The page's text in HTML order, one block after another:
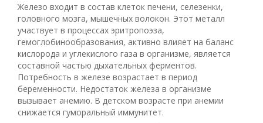
Железо входит в состав клеток печени, селезенки,
головного мозга, мышечных волокон. Этот металл
участвует в процессах эритропоэза,
гемоглобинообразования, активно влияет на баланс
кислорода и углекислого газа в организме, является
составной частью дыхательных ферментов.
Потребность в железе возрастает в период
беременности. Недостаток железа в организме
вызывает анемию. В детском возрасте при анемии
снижается гуморальный иммунитет.